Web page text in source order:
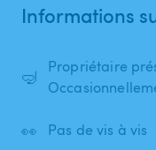
Informations
🤿
Propriétaire
👀 Pas de vis à vis